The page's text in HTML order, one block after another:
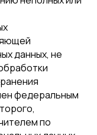
данных, не
федеральным
по